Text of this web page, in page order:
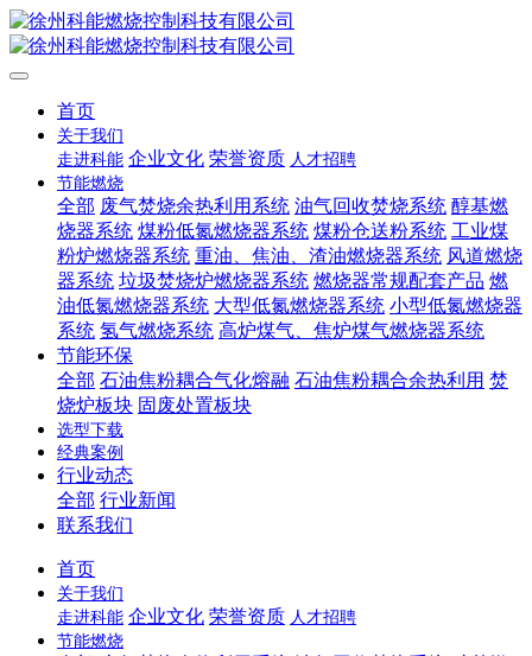
首页
关于我们
走进科能 企业文化 荣誉资质 人才招聘
节能燃烧
全部 废气焚烧余热利用系统 油气回收焚烧系统 醇基燃
烧器系统 煤粉低氮燃烧器系统 煤粉仓送粉系统 工业煤
粉炉燃烧器系统 重油、焦油、渣油燃烧器系统 风道燃烧
器系统 垃圾焚烧炉燃烧器系统 燃烧器常规配套产品 燃
油低氮燃烧器系统 大型低氮燃烧器系统 小型低氮燃烧器
系统 氢气燃烧系统 高炉煤气、焦炉煤气燃烧器系统
节能环保
全部 石油焦粉耦合气化熔融 石油焦粉耦合余热利用 焚
烧炉板块 固废处置板块
选型下载
经典案例
行业动态
全部 行业新闻
联系我们
首页
关于我们
走进科能 企业文化 荣誉资质 人才招聘
节能燃烧